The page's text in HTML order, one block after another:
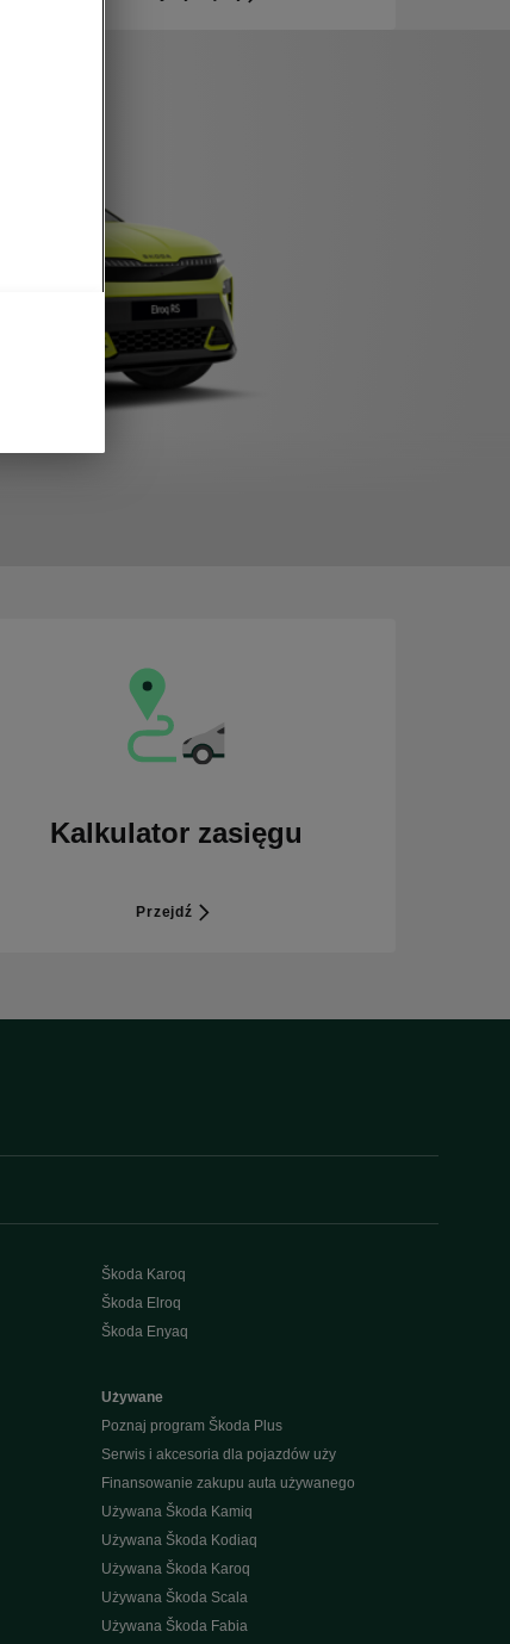
Kalkulator zasięgu
Przejdź
Škoda Karoq
Škoda Elroq
Škoda Enyaq
Używane
Poznaj program Škoda Plus
Serwis i akcesoria dla pojazdów uży
Finansowanie zakupu auta używanego
Używana Škoda Kamiq
Używana Škoda Kodiaq
Używana Škoda Karoq
Używana Škoda Scala
Używana Škoda Fabia